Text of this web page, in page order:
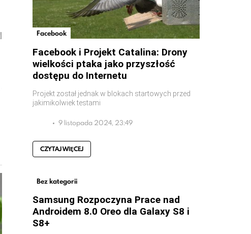
Facebook
Facebook i Projekt Catalina: Drony
wielkości ptaka jako przyszłość
dostępu do Internetu
Projekt został jednak w blokach startowych przed
jakimikolwiek testami
9 listopada 2024, 23:49
CZYTAJ WIĘCEJ
Bez kategorii
Samsung Rozpoczyna Prace nad
Androidem 8.0 Oreo dla Galaxy S8 i
S8+